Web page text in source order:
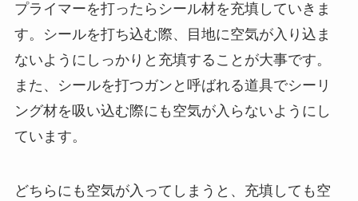
プライマーを打ったらシール材を充填していきま
す。シールを打ち込む際、目地に空気が入り込ま
ないようにしっかりと充填することが大事です。
また、シールを打つガンと呼ばれる道具でシーリ
ング材を吸い込む際にも空気が入らないようにし
ています。
どちらにも空気が入ってしまうと、充填しても空